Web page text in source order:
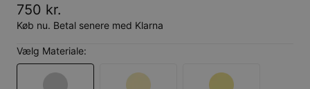
750 kr.
Køb nu. Betal senere med Klarna
Vælg Materiale: